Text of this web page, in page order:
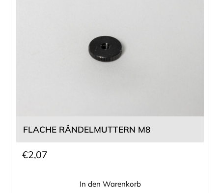
FLACHE RÄNDELMUTTERN M8
€2,07
In den Warenkorb